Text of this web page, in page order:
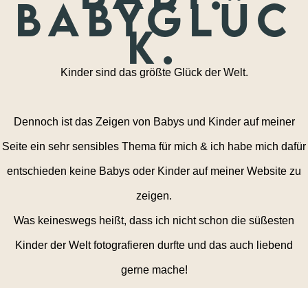
Babyglüc
k.
Kinder sind das größte Glück der Welt.
Dennoch ist das Zeigen von Babys und Kinder auf meiner
Seite ein sehr sensibles Thema für mich & ich habe mich dafür
entschieden keine Babys oder Kinder auf meiner Website zu
zeigen.
Was keineswegs heißt, dass ich nicht schon die süßesten
Kinder der Welt fotografieren durfte und das auch liebend
gerne mache!